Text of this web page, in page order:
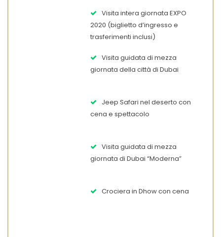
Visita intera giornata EXPO
2020 (biglietto d’ingresso e
trasferimenti inclusi)
Visita guidata di mezza
giornata della città di Dubai
Jeep Safari nel deserto con
cena e spettacolo
Visita guidata di mezza
giornata di Dubai “Moderna”
Crociera in Dhow con cena